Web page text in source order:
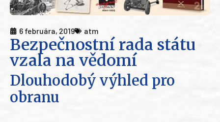
6 februára, 2019 atm
Bezpečnostní rada státu
vzala na vědomí
Dlouhodobý výhled pro
obranu